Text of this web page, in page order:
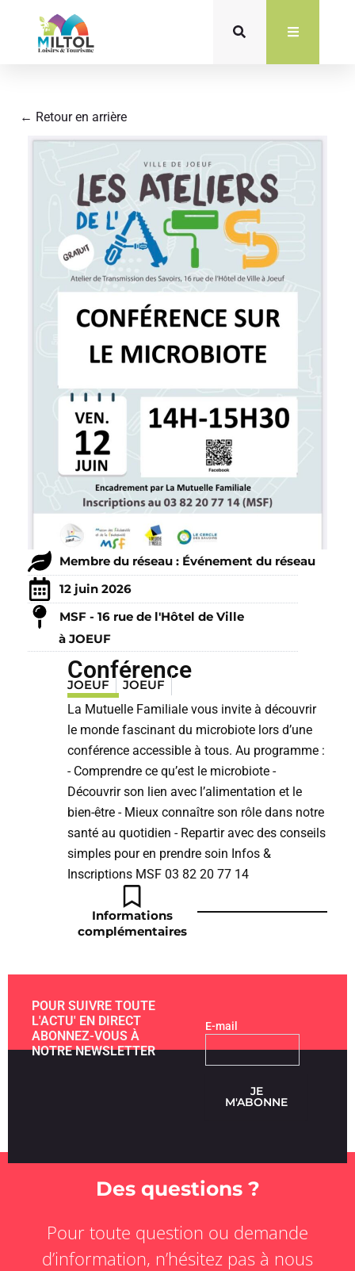
contenu
← Retour en arrière
Membre du réseau : Événement du réseau
12 juin 2026
MSF - 16 rue de l'Hôtel de Ville
à JOEUF
Conférence
JOEUF
JOEUF
La Mutuelle Familiale vous invite à découvrir
le monde fascinant du microbiote lors d’une
conférence accessible à tous. Au programme :
- Comprendre ce qu’est le microbiote -
Découvrir son lien avec l’alimentation et le
bien-être - Mieux connaître son rôle dans notre
santé au quotidien - Repartir avec des conseils
simples pour en prendre soin Infos &
Inscriptions MSF 03 82 20 77 14
Informations
complémentaires
POUR SUIVRE TOUTE
L'ACTU' EN DIRECT
ABONNEZ-VOUS À
NOTRE NEWSLETTER
E-mail
JE
M'ABONNE
Des questions ?
Pour toute question ou demande
d’information, n’hésitez pas à nous